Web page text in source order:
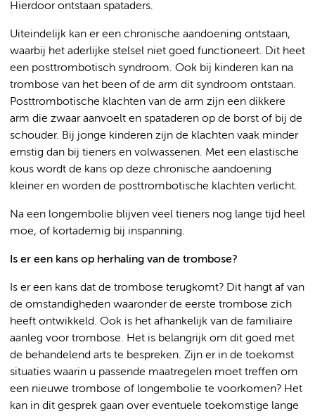
Hierdoor ontstaan spataders.
Uiteindelijk kan er een chronische aandoening ontstaan,
waarbij het aderlijke stelsel niet goed functioneert. Dit heet
een posttrombotisch syndroom. Ook bij kinderen kan na
trombose van het been of de arm dit syndroom ontstaan.
Posttrombotische klachten van de arm zijn een dikkere
arm die zwaar aanvoelt en spataderen op de borst of bij de
schouder. Bij jonge kinderen zijn de klachten vaak minder
ernstig dan bij tieners en volwassenen. Met een elastische
kous wordt de kans op deze chronische aandoening
kleiner en worden de posttrombotische klachten verlicht.
Na een longembolie blijven veel tieners nog lange tijd heel
moe, of kortademig bij inspanning.
Is er een kans op herhaling van de trombose?
Is er een kans dat de trombose terugkomt? Dit hangt af van
de omstandigheden waaronder de eerste trombose zich
heeft ontwikkeld. Ook is het afhankelijk van de familiaire
aanleg voor trombose. Het is belangrijk om dit goed met
de behandelend arts te bespreken. Zijn er in de toekomst
situaties waarin u passende maatregelen moet treffen om
een nieuwe trombose of longembolie te voorkomen? Het
kan in dit gesprek gaan over eventuele toekomstige lange